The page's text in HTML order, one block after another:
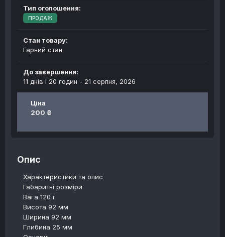
Тип оголошення:
ПРОДАЖ
Стан товару:
Гарний стан
До завершення:
11 днів і 20 годин - 21 серпня, 2026
Ціна
200 ₴
Опис
Характеристики та опис
Габаритні розміри
Вага 120 г
Висота 92 мм
Ширина 92 мм
Глибина 25 мм